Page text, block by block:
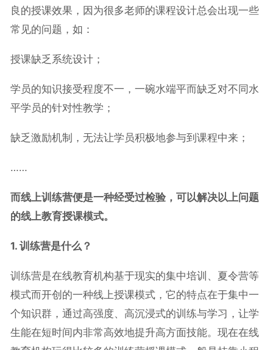
良的授课效果，因为很多老师的课程设计总会出现一些
常见的问题，如：
授课缺乏系统设计；
学员的知识接受程度不一，一碗水端平而缺乏对不同水
平学员的针对性教学；
缺乏激励机制，无法让学员积极地参与到课程中来；
……
而线上训练营便是一种经受过检验，可以解决以上问题
的线上教育授课模式。
1. 训练营是什么？
训练营是在线教育机构基于现实的集中培训、夏令营等
模式而开创的一种线上授课模式，它的特点在于集中一
个知识群，通过高强度、高沉浸式的训练与学习，让学
生能在短时间内非常高效地提升高方面技能。现在在线